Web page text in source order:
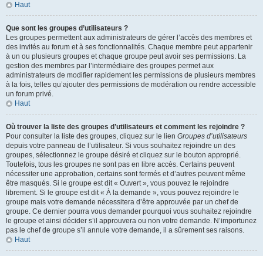
Haut
Que sont les groupes d’utilisateurs ?
Les groupes permettent aux administrateurs de gérer l’accès des membres et
des invités au forum et à ses fonctionnalités. Chaque membre peut appartenir
à un ou plusieurs groupes et chaque groupe peut avoir ses permissions. La
gestion des membres par l’intermédiaire des groupes permet aux
administrateurs de modifier rapidement les permissions de plusieurs membres
à la fois, telles qu’ajouter des permissions de modération ou rendre accessible
un forum privé.
Haut
Où trouver la liste des groupes d’utilisateurs et comment les rejoindre ?
Pour consulter la liste des groupes, cliquez sur le lien Groupes d’utilisateurs
depuis votre panneau de l’utilisateur. Si vous souhaitez rejoindre un des
groupes, sélectionnez le groupe désiré et cliquez sur le bouton approprié.
Toutefois, tous les groupes ne sont pas en libre accès. Certains peuvent
nécessiter une approbation, certains sont fermés et d’autres peuvent même
être masqués. Si le groupe est dit « Ouvert », vous pouvez le rejoindre
librement. Si le groupe est dit « À la demande », vous pouvez rejoindre le
groupe mais votre demande nécessitera d’être approuvée par un chef de
groupe. Ce dernier pourra vous demander pourquoi vous souhaitez rejoindre
le groupe et ainsi décider s’il approuvera ou non votre demande. N’importunez
pas le chef de groupe s’il annule votre demande, il a sûrement ses raisons.
Haut